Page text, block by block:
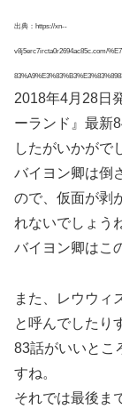
出典：https://xn--
v8j5erc7ircta0r2694ac85c.com/
2018年4月28日
ーランド』最新
したがいかがで
バイヨン卿は倒
ので、仮面が剥
れないでしょう
バイヨン卿はこ
また、レウウィ
と呼んでしたり
83話がいいとこ
すね。
それでは最後ま